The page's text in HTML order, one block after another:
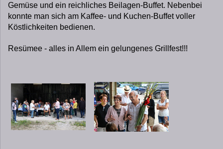
Gemüse und ein reichliches Beilagen-Buffet. Nebenbei
konnte man sich am Kaffee- und Kuchen-Buffet voller
Köstlichkeiten bedienen.
Resümee - alles in Allem ein gelungenes Grillfest!!!